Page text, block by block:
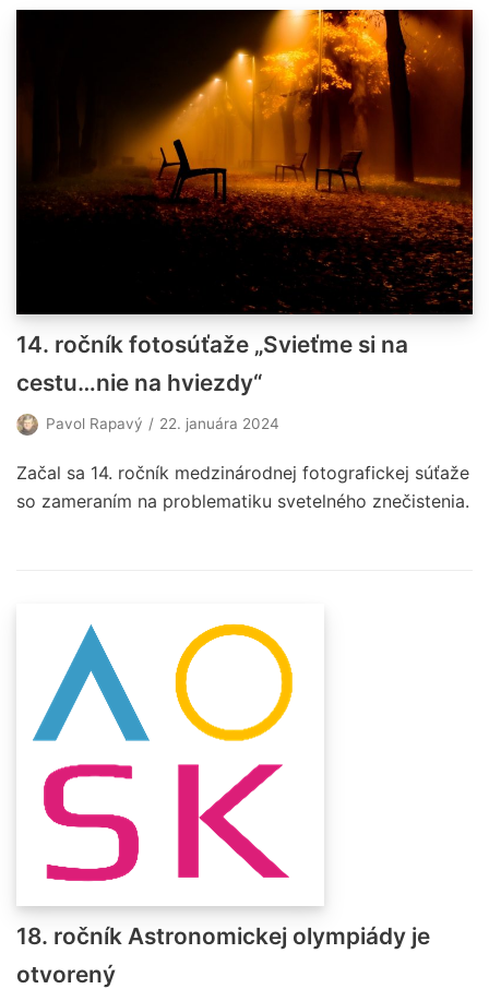
14. ročník fotosúťaže „Svieťme si na
cestu…nie na hviezdy“
Pavol Rapavý 22. januára 2024
Začal sa 14. ročník medzinárodnej fotografickej súťaže
so zameraním na problematiku svetelného znečistenia.
18. ročník Astronomickej olympiády je
otvorený